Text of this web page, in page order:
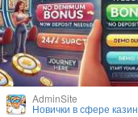
AdminSite
Новички в сфере